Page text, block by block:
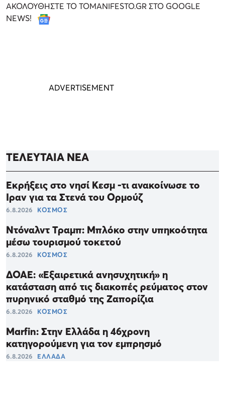
ΑΚΟΛΟΥΘΗΣΤΕ ΤΟ TOMANIFESTO.GR ΣΤΟ GOOGLE
NEWS!
ΤΕΛΕΥΤΑΙΑ ΝΕΑ
Εκρήξεις στο νησί Κεσμ -τι ανακοίνωσε το
Ιραν για τα Στενά του Ορμούζ
6.8.2026 ΚΟΣΜΟΣ
Ντόναλντ Τραμπ: Μπλόκο στην υπηκοότητα
μέσω τουρισμού τοκετού
6.8.2026 ΚΟΣΜΟΣ
ΔΟΑΕ: «Εξαιρετικά ανησυχητική» η
κατάσταση από τις διακοπές ρεύματος στον
πυρηνικό σταθμό της Ζαπορίζια
6.8.2026 ΚΟΣΜΟΣ
Marfin: Στην Ελλάδα η 46χρονη
κατηγορούμενη για τον εμπρησμό
6.8.2026 ΕΛΛΑΔΑ